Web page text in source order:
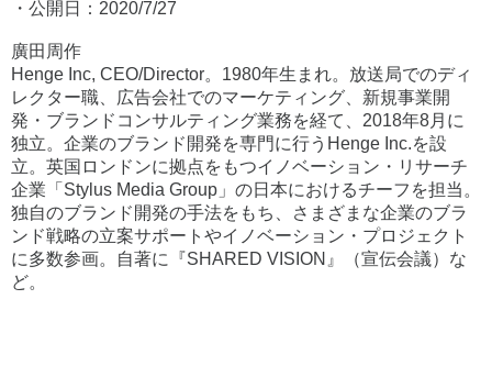
・公開日：2020/7/27
廣田周作
Henge Inc, CEO/Director。1980年生まれ。放送局でのディ
レクター職、広告会社でのマーケティング、新規事業開
発・ブランドコンサルティング業務を経て、2018年8月に
独立。企業のブランド開発を専門に行うHenge Inc.を設
立。英国ロンドンに拠点をもつイノベーション・リサーチ
企業「Stylus Media Group」の日本におけるチーフを担当。
独自のブランド開発の手法をもち、さまざまな企業のブラ
ンド戦略の立案サポートやイノベーション・プロジェクト
に多数参画。自著に『SHARED VISION』（宣伝会議）な
ど。